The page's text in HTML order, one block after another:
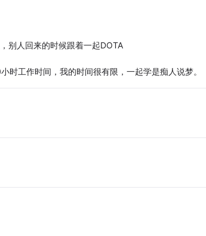
别人回来的时候跟着一起DOTA
时工作时间，我的时间很有限，一起学是痴人说梦。